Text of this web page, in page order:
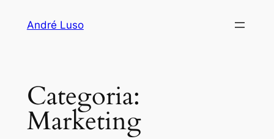
André Luso
Categoria:
Marketing